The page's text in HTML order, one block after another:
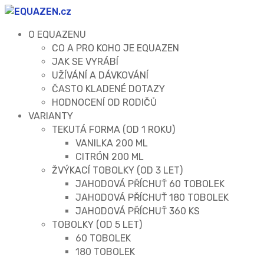
O EQUAZENU
CO A PRO KOHO JE EQUAZEN
JAK SE VYRÁBÍ
UŽÍVÁNÍ A DÁVKOVÁNÍ
ČASTO KLADENÉ DOTAZY
HODNOCENÍ OD RODIČŮ
VARIANTY
TEKUTÁ FORMA (OD 1 ROKU)
VANILKA 200 ML
CITRÓN 200 ML
ŽVÝKACÍ TOBOLKY (OD 3 LET)
JAHODOVÁ PŘÍCHUŤ 60 TOBOLEK
JAHODOVÁ PŘÍCHUŤ 180 TOBOLEK
JAHODOVÁ PŘÍCHUŤ 360 KS
TOBOLKY (OD 5 LET)
60 TOBOLEK
180 TOBOLEK